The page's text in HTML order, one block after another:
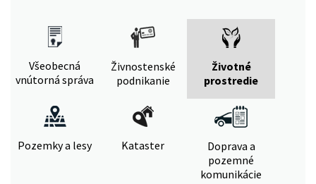
Všeobecná
vnútorná správa
Živnostenské
podnikanie
Životné
prostredie
Pozemky a lesy Kataster
Doprava a
pozemné
komunikácie